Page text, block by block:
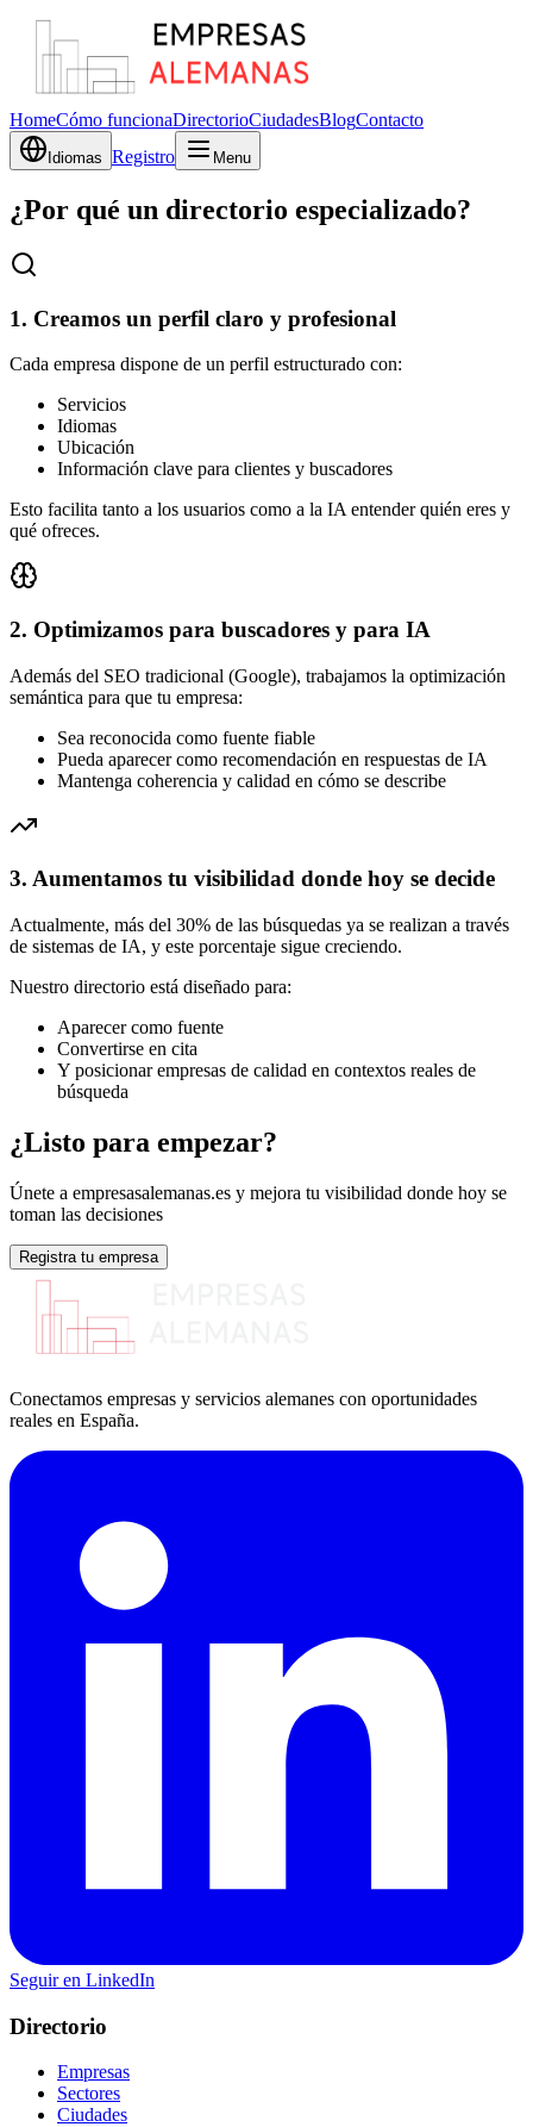
HomeCómo funcionaDirectorioCiudadesBlogContacto
Idiomas Registro Menu
¿Por qué un directorio especializado?
1. Creamos un perfil claro y profesional
Cada empresa dispone de un perfil estructurado con:
Servicios
Idiomas
Ubicación
Información clave para clientes y buscadores
Esto facilita tanto a los usuarios como a la IA entender quién eres y
qué ofreces.
2. Optimizamos para buscadores y para IA
Además del SEO tradicional (Google), trabajamos la optimización
semántica para que tu empresa:
Sea reconocida como fuente fiable
Pueda aparecer como recomendación en respuestas de IA
Mantenga coherencia y calidad en cómo se describe
3. Aumentamos tu visibilidad donde hoy se decide
Actualmente, más del 30% de las búsquedas ya se realizan a través
de sistemas de IA, y este porcentaje sigue creciendo.
Nuestro directorio está diseñado para:
Aparecer como fuente
Convertirse en cita
Y posicionar empresas de calidad en contextos reales de
búsqueda
¿Listo para empezar?
Únete a empresasalemanas.es y mejora tu visibilidad donde hoy se
toman las decisiones
Registra tu empresa
Conectamos empresas y servicios alemanes con oportunidades
reales en España.
Seguir en LinkedIn
Directorio
Empresas
Sectores
Ciudades